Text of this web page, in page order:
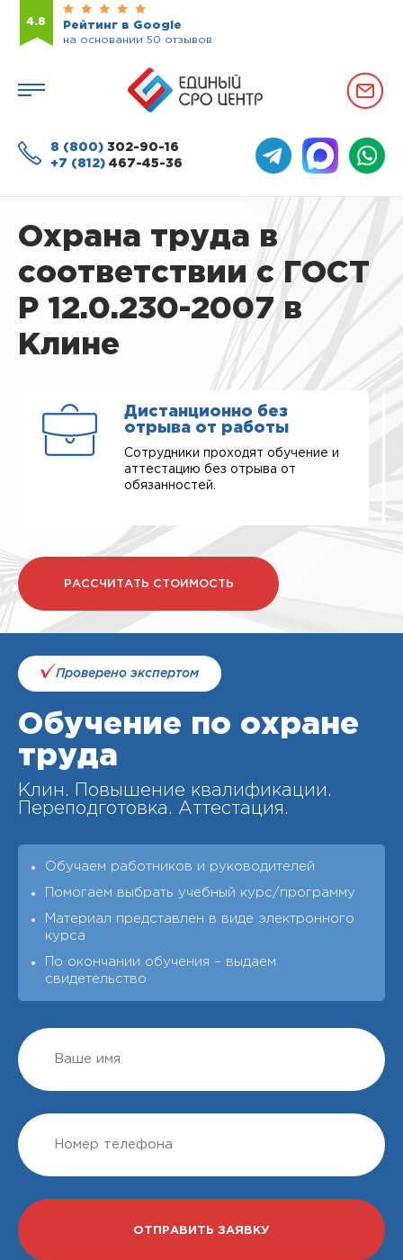
4.8
Рейтинг в Google
на основании 50 отзывов
8 (800) 302-90-16
+7 (812) 467-45-36
Охрана труда в
соответствии с ГОСТ
Р 12.0.230-2007 в
Клине
Дистанционно без
отрыва от работы
Сотрудники проходят обучение и
аттестацию без отрыва от
обязанностей.
РАССЧИТАТЬ СТОИМОСТЬ
Проверено экспертом
Обучение по охране
труда
Клин. Повышение квалификации.
Переподготовка. Аттестация.
Обучаем работников и руководителей
Помогаем выбрать учебный курс/программу
Материал представлен в виде электронного
курса
По окончании обучения – выдаeм
свидетельство